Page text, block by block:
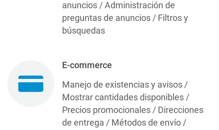
anuncios / Administración de
preguntas de anuncios / Filtros y
búsquedas
E-commerce
Manejo de existencias y avisos /
Mostrar cantidades disponibles /
Precios promocionales / Direcciones
de entrega / Métodos de envío /